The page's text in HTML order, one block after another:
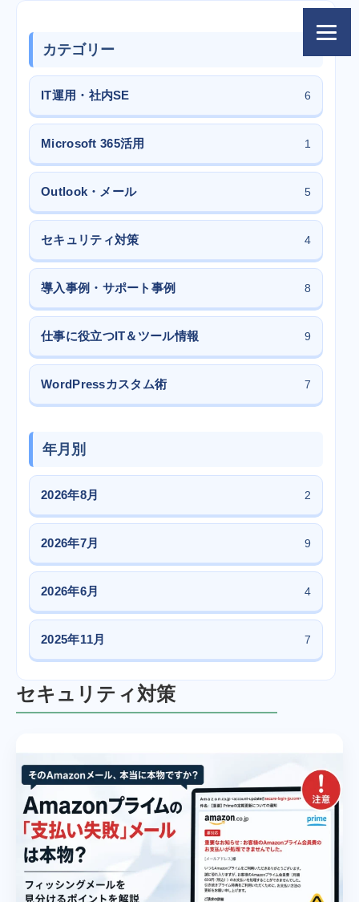
カテゴリー
IT運用・社内SE 6
Microsoft 365活用 1
Outlook・メール 5
セキュリティ対策 4
導入事例・サポート事例 8
仕事に役立つIT＆ツール情報 9
WordPressカスタム術 7
年月別
2026年8月 2
2026年7月 9
2026年6月 4
2025年11月 7
セキュリティ対策